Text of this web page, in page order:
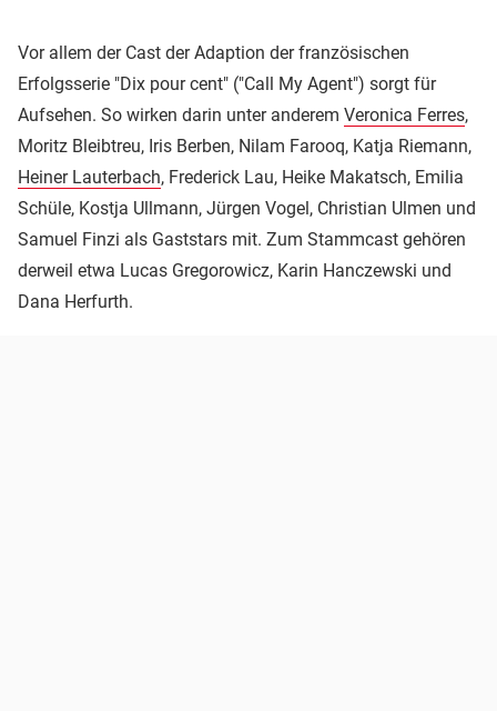
Vor allem der Cast der Adaption der französischen
Erfolgsserie "Dix pour cent" ("Call My Agent") sorgt für
Aufsehen. So wirken darin unter anderem Veronica Ferres,
Moritz Bleibtreu, Iris Berben, Nilam Farooq, Katja Riemann,
Heiner Lauterbach, Frederick Lau, Heike Makatsch, Emilia
Schüle, Kostja Ullmann, Jürgen Vogel, Christian Ulmen und
Samuel Finzi als Gaststars mit. Zum Stammcast gehören
derweil etwa Lucas Gregorowicz, Karin Hanczewski und
Dana Herfurth.